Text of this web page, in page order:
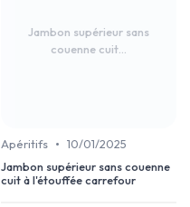
Jambon supérieur sans
couenne cuit...
Apéritifs • 10/01/2025
Jambon supérieur sans couenne
cuit à l'étouffée carrefour